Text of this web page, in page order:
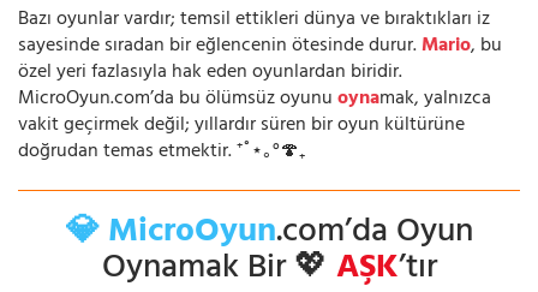
Bazı oyunlar vardır; temsil ettikleri dünya ve bıraktıkları iz
sayesinde sıradan bir eğlencenin ötesinde durur.Mario, bu
özel yeri fazlasıyla hak eden oyunlardan biridir.
MicroOyun.com’da bu ölümsüz oyunuoynamak, yalnızca
vakit geçirmek değil; yıllardır süren bir oyun kültürüne
doğrudan temas etmektir. ⁺˚⋆｡°🍄₊
💎 MicroOyun.com’da Oyun
Oynamak Bir 💖AŞK’tır